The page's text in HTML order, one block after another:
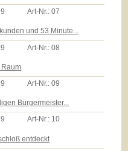
Art-Nr.:07
und 53 Minute...
Art-Nr.:08
Art-Nr.:09
Bürgermeister...
Art-Nr.: 10
entdeckt